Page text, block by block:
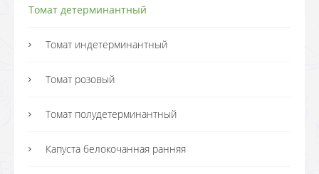
Томат детерминантный
Томат индетерминантный
Томат розовый
Томат полудетерминантный
Капуста белокочанная ранняя